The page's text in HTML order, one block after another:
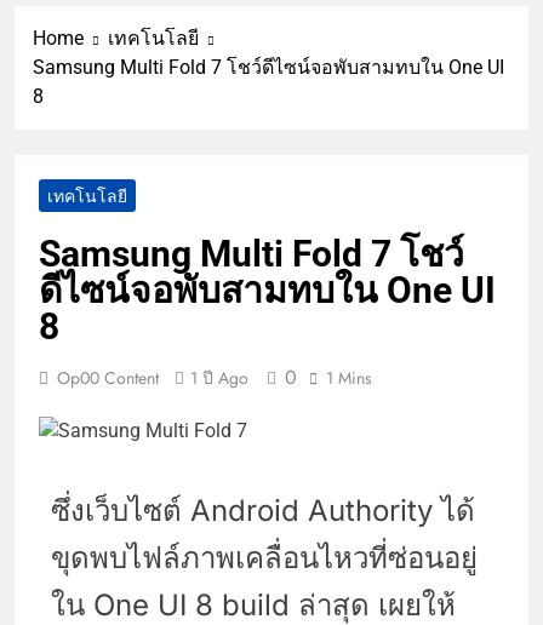
Home
เทคโนโลยี
Samsung Multi Fold 7 โชว์ดีไซน์จอพับสามทบใน One UI
8
เทคโนโลยี
Samsung Multi Fold 7 โชว์
ดีไซน์จอพับสามทบใน One UI
8
Op00 Content 1 ปี Ago 0 1 Mins
ซึ่งเว็บไซต์ Android Authority ได้
ขุดพบไฟล์ภาพเคลื่อนไหวที่ซ่อนอยู่
ใน One UI 8 build ล่าสุด เผยให้